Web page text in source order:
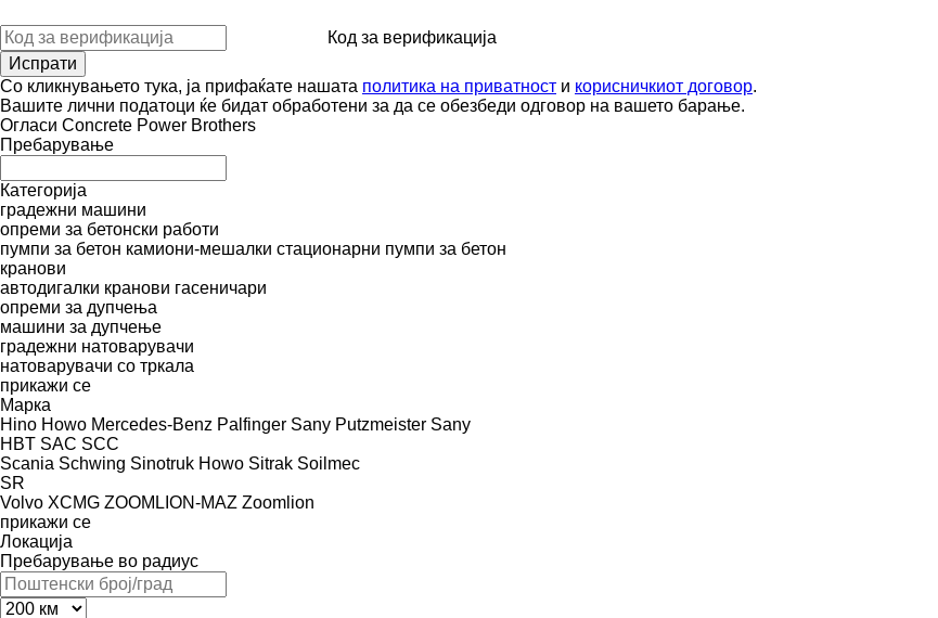
Код за верификација
Со кликнувањето тука, ја прифаќате нашата политика на приватност и корисничкиот договор.
Вашите лични податоци ќе бидат обработени за да се обезбеди одговор на вашето барање.
Огласи Concrete Power Brothers
Пребарување
Категорија
градежни машини
опреми за бетонски работи
пумпи за бетон камиони-мешалки стационарни пумпи за бетон
кранови
автодигалки кранови гасеничари
опреми за дупчења
машини за дупчење
градежни натоварувачи
натоварувачи со тркала
прикажи се
Марка
Hino Howo Mercedes-Benz Palfinger Sany Putzmeister Sany
HBT SAC SCC
Scania Schwing Sinotruk Howo Sitrak Soilmec
SR
Volvo XCMG ZOOMLION-MAZ Zoomlion
прикажи се
Локација
Пребарување во радиус